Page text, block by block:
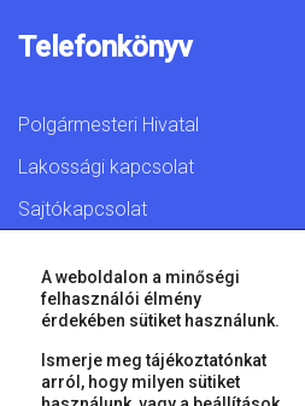
Telefonkönyv
Polgármesteri Hivatal
Lakossági kapcsolat
Sajtókapcsolat
© 2026 Győr Megyei Jogú
A weboldalon a minőségi
felhasználói élmény
érdekében sütiket használunk.
Ismerje meg tájékoztatónkat
arról, hogy milyen sütiket